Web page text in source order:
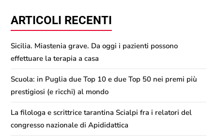
ARTICOLI RECENTI
Sicilia. Miastenia grave. Da oggi i pazienti possono
effettuare la terapia a casa
Scuola: in Puglia due Top 10 e due Top 50 nei premi più
prestigiosi (e ricchi) al mondo
La filologa e scrittrice tarantina Scialpi fra i relatori del
congresso nazionale di Apididattica